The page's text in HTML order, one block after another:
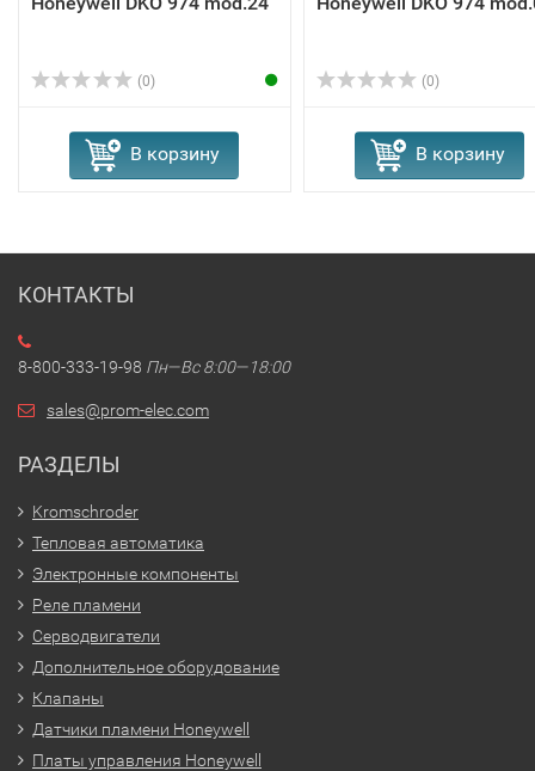
(0)
В корзину
(0)
В корзину
КОНТАКТЫ
8-800-333-19-98 Пн—Вс 8:00—18:00
sales@prom-elec.com
РАЗДЕЛЫ
Kromschroder
Тепловая автоматика
Электронные компоненты
Реле пламени
Серводвигатели
Дополнительное оборудование
Клапаны
Датчики пламени Honeywell
Платы управления Honeywell